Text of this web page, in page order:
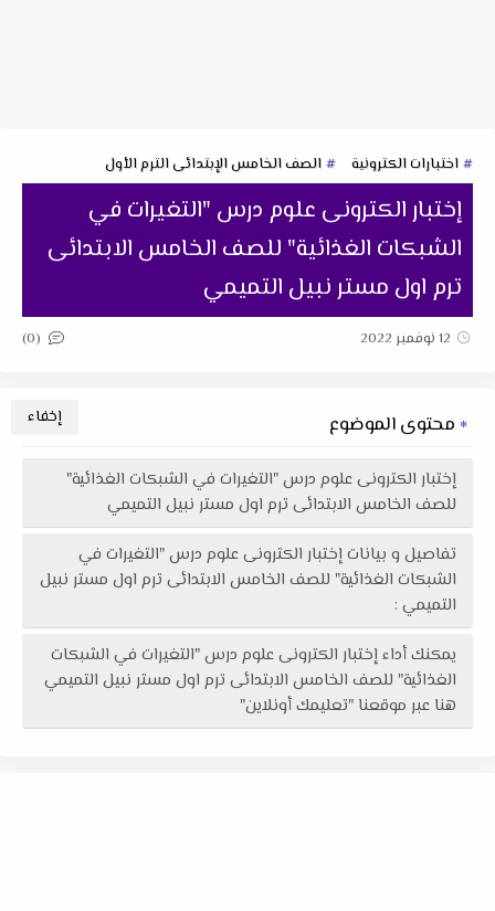
اختبارات الكترونية الصف الخامس الإبتدائى الترم الأول
إختبار الكترونى علوم درس "التغيرات في
الشبكات الغذائية" للصف الخامس الابتدائى
ترم اول مستر نبيل التميمي
12 نوفمبر 2022 (0)
محتوى الموضوع
إختبار الكترونى علوم درس "التغيرات في الشبكات الغذائية"
للصف الخامس الابتدائى ترم اول مستر نبيل التميمي
تفاصيل و بيانات إختبار الكترونى علوم درس "التغيرات في
الشبكات الغذائية" للصف الخامس الابتدائى ترم اول مستر نبيل
التميمي :
يمكنك أداء إختبار الكترونى علوم درس "التغيرات في الشبكات
الغذائية" للصف الخامس الابتدائى ترم اول مستر نبيل التميمي
هنا عبر موقعنا "تعليمك أونلاين"